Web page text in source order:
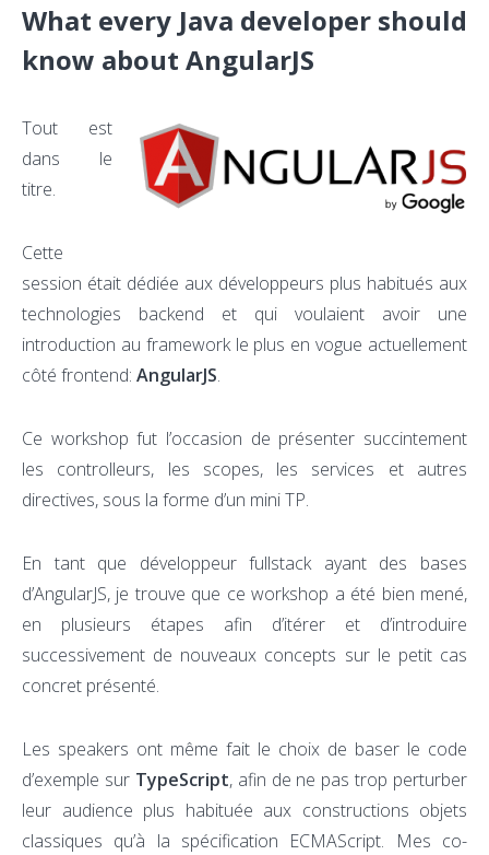
What every Java developer should
know about AngularJS
Tout est
dans le
titre.
Cette
session était dédiée aux développeurs plus habitués aux
technologies backend et qui voulaient avoir une
introduction au framework le plus en vogue actuellement
côté frontend: AngularJS.
Ce workshop fut l’occasion de présenter succintement
les controlleurs, les scopes, les services et autres
directives, sous la forme d’un mini TP.
En tant que développeur fullstack ayant des bases
d’AngularJS, je trouve que ce workshop a été bien mené,
en plusieurs étapes afin d’itérer et d’introduire
successivement de nouveaux concepts sur le petit cas
concret présenté.
Les speakers ont même fait le choix de baser le code
d’exemple sur TypeScript, afin de ne pas trop perturber
leur audience plus habituée aux constructions objets
classiques qu’à la spécification ECMAScript. Mes co-